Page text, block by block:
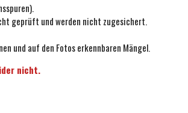
geprüft und werden nicht zugesichert.
und auf den Fotos erkennbaren Mängel.
nicht.